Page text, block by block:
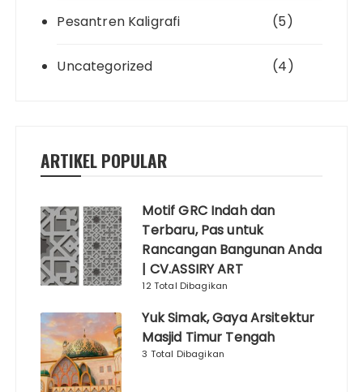
Pesantren Kaligrafi (5)
Uncategorized (4)
ARTIKEL POPULAR
Motif GRC Indah dan
Terbaru, Pas untuk
Rancangan Bangunan Anda
| CV.ASSIRY ART
12 Total Dibagikan
Yuk Simak, Gaya Arsitektur
Masjid Timur Tengah
3 Total Dibagikan